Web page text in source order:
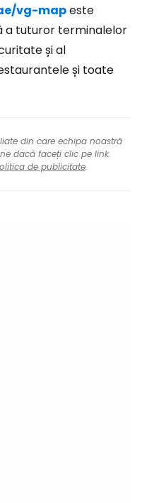
vg-mapeste
a tuturor terminalelor
și al
și toate
din care echipa noastră
dacă faceți clic pe link.
de publicitate.